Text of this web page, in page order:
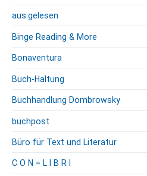
aus.gelesen
Binge Reading & More
Bonaventura
Buch-Haltung
Buchhandlung Dombrowsky
buchpost
Büro für Text und Literatur
C O N = L I B R I